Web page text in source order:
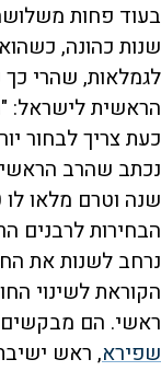
בעוד פחות
שנות כהונה,
הראשית לישראל:
הבחירות לרבנים
נרחב לשנות את
הקוראת לשינוי
ראשי. הם מבקשים
שפירא, ראש ישיבת מרכז